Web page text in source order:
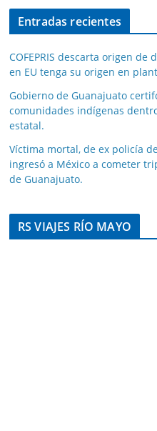
Entradas recientes
COFEPRIS descarta origen de
en EU tenga su origen en
Gobierno de Guanajuato
comunidades indígenas
estatal.
Víctima mortal, de ex policía
ingresó a México a cometer
de Guanajuato.
RS VIAJES RÍO MAYO